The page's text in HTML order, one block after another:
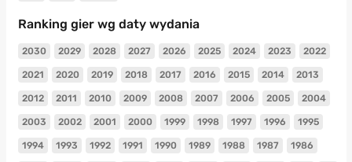
Ranking gier wg daty wydania
2030 2029 2028 2027 2026 2025 2024 2023 2022
2021 2020 2019 2018 2017 2016 2015 2014 2013
2012 2011 2010 2009 2008 2007 2006 2005 2004
2003 2002 2001 2000 1999 1998 1997 1996 1995
1994 1993 1992 1991 1990 1989 1988 1987 1986